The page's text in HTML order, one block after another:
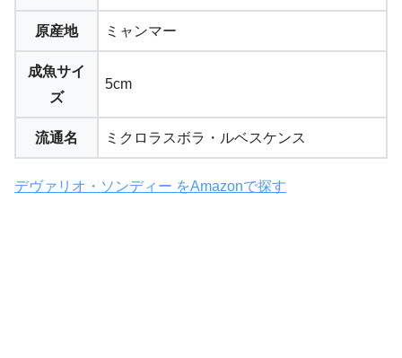
原産地 ミャンマー
成魚サイ
ズ
5cm
流通名 ミクロラスボラ・ルベスケンス
デヴァリオ・ソンディー をAmazonで探す